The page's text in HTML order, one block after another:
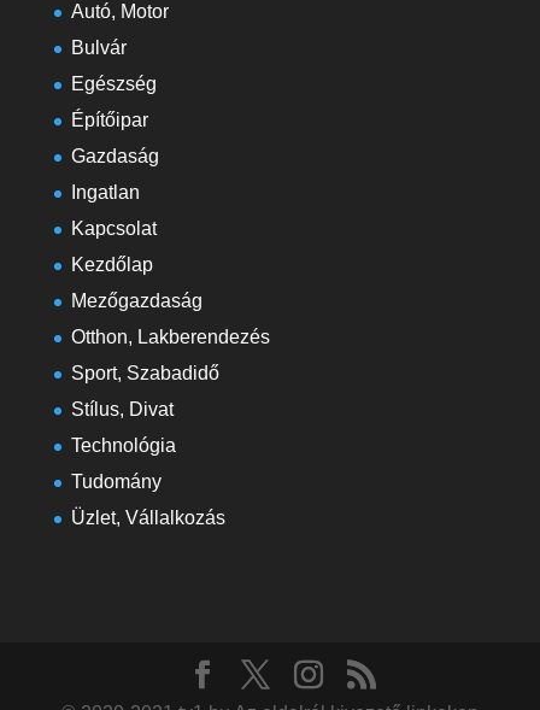
Autó, Motor
Bulvár
Egészség
Építőipar
Gazdaság
Ingatlan
Kapcsolat
Kezdőlap
Mezőgazdaság
Otthon, Lakberendezés
Sport, Szabadidő
Stílus, Divat
Technológia
Tudomány
Üzlet, Vállalkozás